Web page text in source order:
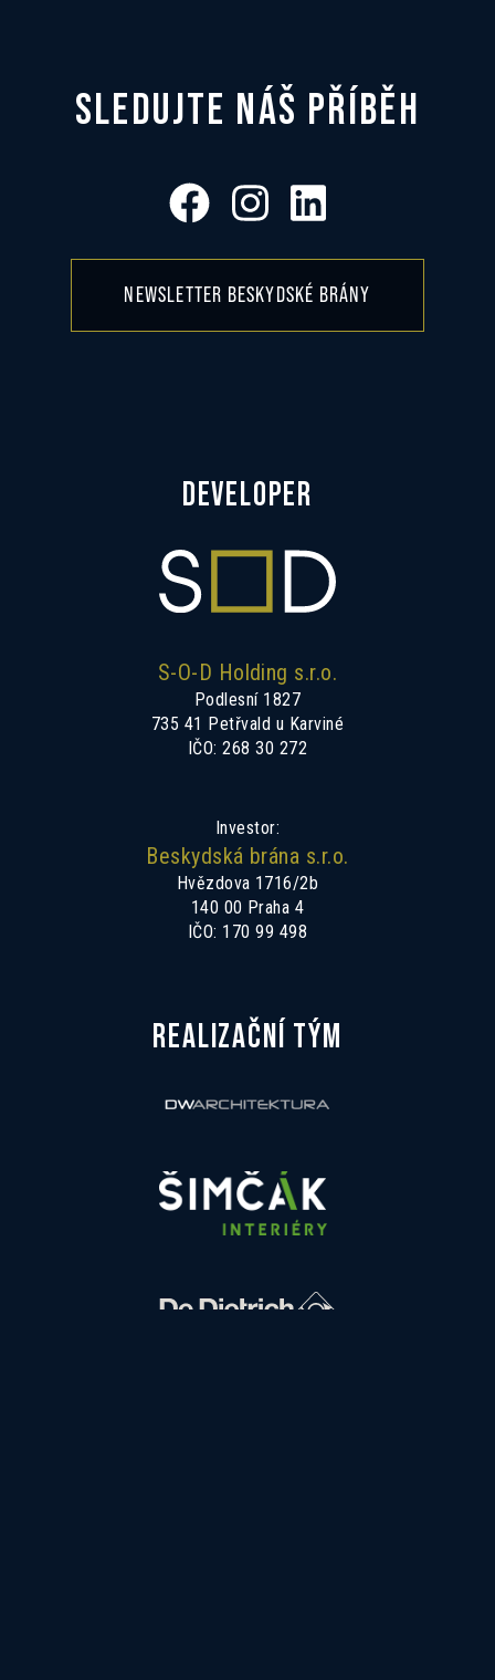
SLEDUJTE NÁŠ PŘÍBĚH
NEWSLETTER BESKYDSKÉ BRÁNY
REALIZAČNÍ TÝM
DEVELOPER
S-O-D Holding s.r.o.
Podlesní 1827
735 41 Petřvald u Karviné
IČO: 268 30 272
Investor:
Beskydská brána s.r.o.
Hvězdova 1716/2b
140 00 Praha 4
IČO: 170 99 498